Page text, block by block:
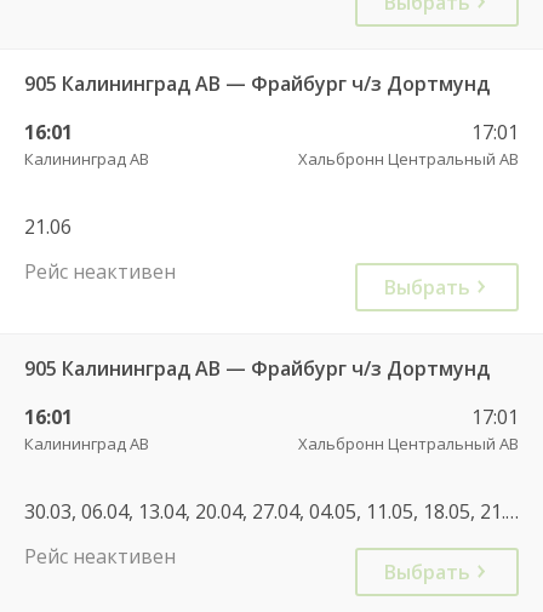
905 Калининград АВ — Фрайбург ч/з Дортмунд
16:01
Калининград АВ
17:01
Хальбронн Центральный АВ
21.06
Рейс неактивен
Выбрать
905 Калининград АВ — Фрайбург ч/з Дортмунд
16:01
Калининград АВ
17:01
Хальбронн Центральный АВ
30.03, 06.04, 13.04, 20.04, 27.04, 04.05, 11.05, 18.05, 21.05, 25.05, 28.05, 01.06, 04.06, 08.06, 11.06, 15.06, 18.06, 22.06, 25.06, 29.06, 02.07, 06.07, 09.07, 13.07, 16.07, 20.07, 23.07, 27.07, 30.07, 06.08, 13.08, 20.08, 27.08, 03.08, 10.08, 17.08, 24.08, 31.08, 03.09, 07.09, 10.09, 14.09, 17.09, 21.09, 24.09, 28.09, 05.10, 08.10, 12.10, 15.10, 19.10, 22.10, 26.10, 01.10, 26.04, 03.05, 17.05, 20.06, 07.07, 04.07, 11.07, 12.07, 25.07, 01.08, 08.08, 15.08, 16.08, 08.09, 11.10, 17.10, 17.04, 24.04, 02.05, 30.05, 01.06, 06.06, 08.06, 13.06, 15.06, 22.06, 27.06, 04.07, 02.08, 08.08, 15.08, 24.08
Рейс неактивен
Выбрать